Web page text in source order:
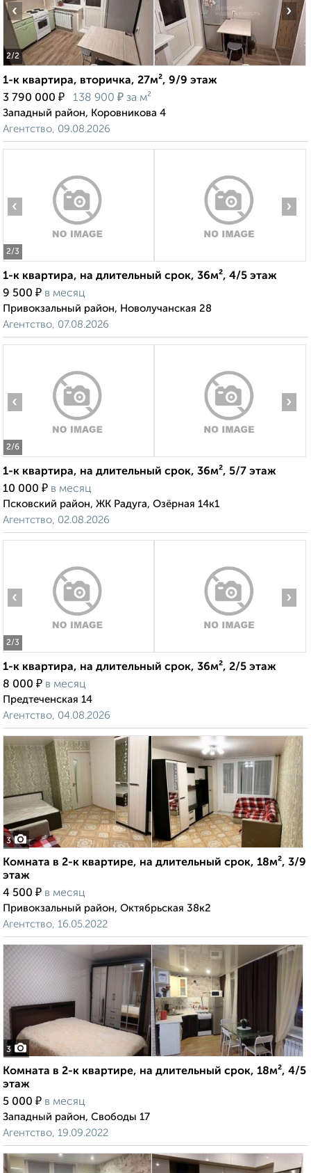
2/2
‹ ›
1-к квартира, вторичка, 27м², 9/9 этаж
3 790 000 ₽ 138 900 ₽ за м²
Западный район, Коровникова 4
Агентство, 09.08.2026
2/3
‹ ›
1-к квартира, на длительный срок, 36м², 4/5 этаж
9 500 ₽ в месяц
Привокзальный район, Новолучанская 28
Агентство, 07.08.2026
2/6
‹ ›
1-к квартира, на длительный срок, 36м², 5/7 этаж
10 000 ₽ в месяц
Псковский район, ЖК Радуга, Озёрная 14к1
Агентство, 02.08.2026
2/3
‹ ›
1-к квартира, на длительный срок, 36м², 2/5 этаж
8 000 ₽ в месяц
Предтеченская 14
Агентство, 04.08.2026
3
Комната в 2-к квартире, на длительный срок, 18м², 3/9
этаж
4 500 ₽ в месяц
Привокзальный район, Октябрьская 38к2
Агентство, 16.05.2022
3
Комната в 2-к квартире, на длительный срок, 18м², 4/5
этаж
5 000 ₽ в месяц
Западный район, Свободы 17
Агентство, 19.09.2022